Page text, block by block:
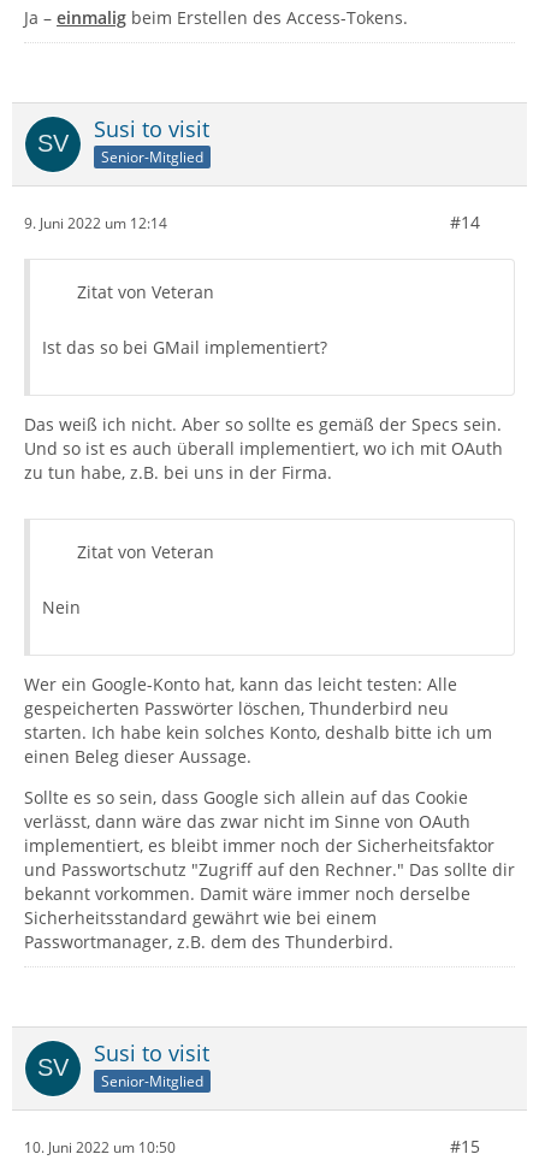
Ja – einmalig beim Erstellen des Access-Tokens.
Susi to visit
Senior-Mitglied
9. Juni 2022 um 12:14 #14
Zitat von Veteran
Ist das so bei GMail implementiert?
Das weiß ich nicht. Aber so sollte es gemäß der Specs sein.
Und so ist es auch überall implementiert, wo ich mit OAuth
zu tun habe, z.B. bei uns in der Firma.
Zitat von Veteran
Nein
Wer ein Google-Konto hat, kann das leicht testen: Alle
gespeicherten Passwörter löschen, Thunderbird neu
starten. Ich habe kein solches Konto, deshalb bitte ich um
einen Beleg dieser Aussage.
Sollte es so sein, dass Google sich allein auf das Cookie
verlässt, dann wäre das zwar nicht im Sinne von OAuth
implementiert, es bleibt immer noch der Sicherheitsfaktor
und Passwortschutz "Zugriff auf den Rechner." Das sollte dir
bekannt vorkommen. Damit wäre immer noch derselbe
Sicherheitsstandard gewährt wie bei einem
Passwortmanager, z.B. dem des Thunderbird.
Susi to visit
Senior-Mitglied
10. Juni 2022 um 10:50 #15